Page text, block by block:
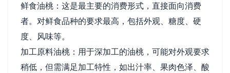
鲜食油桃：这是最主要的消费形式，直接面向消费
者。对鲜食品种的要求最高，包括外观、糖度、硬
度、风味等。
加工原料油桃：用于深加工的油桃，可能对外观要求
稍低，但需满足加工特性，如出汁率、果肉色泽、酸